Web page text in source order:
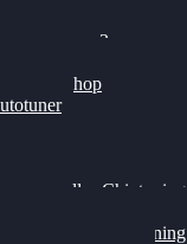
Kess3
Shop
Chiptuning
Chiptuning